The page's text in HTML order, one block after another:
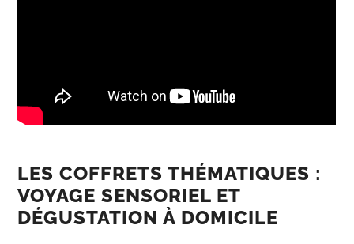
LES COFFRETS THÉMATIQUES :
VOYAGE SENSORIEL ET
DÉGUSTATION À DOMICILE